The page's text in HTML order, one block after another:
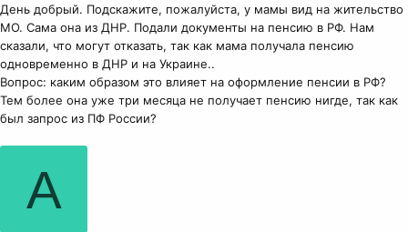
День добрый. Подскажите, пожалуйста, у мамы вид на жительство
МО. Сама она из ДНР. Подали документы на пенсию в РФ. Нам
сказали, что могут отказать, так как мама получала пенсию
одновременно в ДНР и на Украине..
Вопрос: каким образом это влияет на оформление пенсии в РФ?
Тем более она уже три месяца не получает пенсию нигде, так как
был запрос из ПФ России?
A